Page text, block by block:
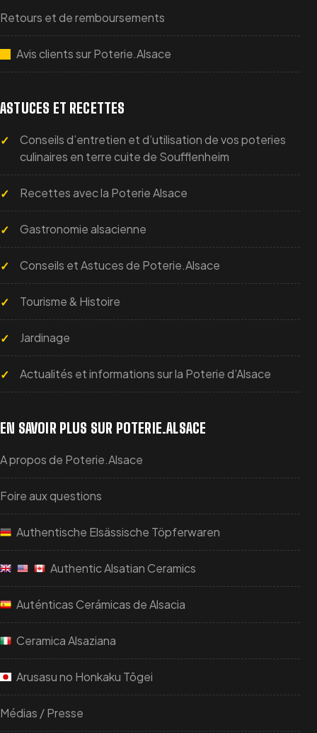
Retours et de remboursements
Avis clients sur Poterie.Alsace
ASTUCES ET RECETTES
Conseils d’entretien et d’utilisation de vos poteries
culinaires en terre cuite de Soufflenheim
Recettes avec la Poterie Alsace
Gastronomie alsacienne
Conseils et Astuces de Poterie.Alsace
Tourisme & Histoire
Jardinage
Actualités et informations sur la Poterie d’Alsace
EN SAVOIR PLUS SUR POTERIE.ALSACE
A propos de Poterie.Alsace
Foire aux questions
Authentische Elsässische Töpferwaren
Authentic Alsatian Ceramics
Auténticas Cerámicas de Alsacia
Ceramica Alsaziana
Arusasu no Honkaku Tōgei
Médias / Presse